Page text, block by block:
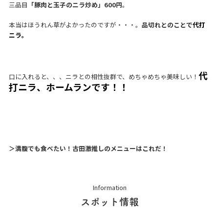
三品目 「豚肉と玉子のニラ炒め」600円。
本当はほうれん草がよかったのですが・・・。 品切れとのことで代打
ニラ。
口に入れると、、、ニラとの相性抜群で、めちゃめちゃ美味しい！ 代
打ニラ、ホームランです！！
＞満腹でも食べたい！古田激推しのメニューはこれだ！
Information
スポット情報